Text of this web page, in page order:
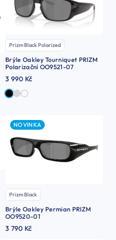
Prizm Black Polarized
Brýle Oakley Tourniquet PRIZM
Polarizační OO9521-07
3 990 Kč
NOVINKA
Prizm Black
Brýle Oakley Permian PRIZM
OO9520-01
3 790 Kč